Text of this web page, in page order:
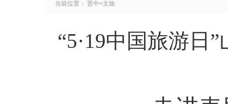
当前位置： 晋中>文旅
“5·19中国旅游日